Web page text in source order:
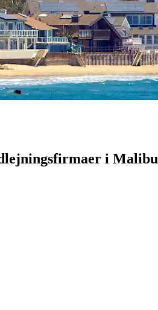
i Malibu